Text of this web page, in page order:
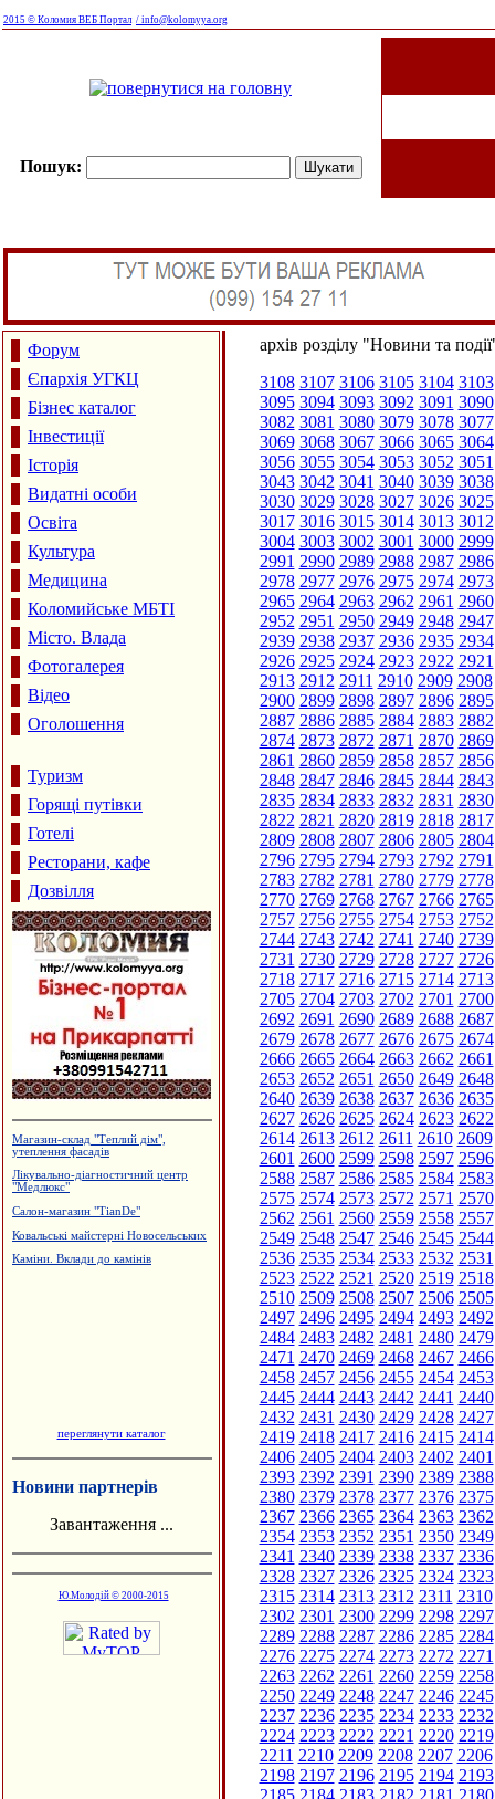
2015 © Коломия ВЕБ Портал / info@kolomyya.org
Пошук:
Форум
Єпархія УГКЦ
Бізнес каталог
Інвестиції
Історія
Видатні особи
Освіта
Культура
Медицина
Коломийське МБТІ
Місто. Влада
Фотогалерея
Відео
Оголошення
Туризм
Горящі путівки
Готелі
Ресторани, кафе
Дозвілля
Магазин-склад "Теплий дім",
утеплення фасадів
Лікувально-діагностичний центр
"Медлюкс"
Салон-магазин "TianDe"
Ковальські майстерні Новосельських
Каміни. Вклади до камінів
переглянути каталог
Новини партнерів
Завантаження ...
Ю.Молодій © 2000-2015
архів розділу "Новини та
3108 3107 3106 3105 3104 3103
3095 3094 3093 3092 3091 3090
3082 3081 3080 3079 3078 3077
3069 3068 3067 3066 3065 3064
3056 3055 3054 3053 3052 3051
3043 3042 3041 3040 3039 3038
3030 3029 3028 3027 3026 3025
3017 3016 3015 3014 3013 3012
3004 3003 3002 3001 3000 2999
2991 2990 2989 2988 2987 2986
2978 2977 2976 2975 2974 2973
2965 2964 2963 2962 2961 2960
2952 2951 2950 2949 2948 2947
2939 2938 2937 2936 2935 2934
2926 2925 2924 2923 2922 2921
2913 2912 2911 2910 2909 2908
2900 2899 2898 2897 2896 2895
2887 2886 2885 2884 2883 2882
2874 2873 2872 2871 2870 2869
2861 2860 2859 2858 2857 2856
2848 2847 2846 2845 2844 2843
2835 2834 2833 2832 2831 2830
2822 2821 2820 2819 2818 2817
2809 2808 2807 2806 2805 2804
2796 2795 2794 2793 2792 2791
2783 2782 2781 2780 2779 2778
2770 2769 2768 2767 2766 2765
2757 2756 2755 2754 2753 2752
2744 2743 2742 2741 2740 2739
2731 2730 2729 2728 2727 2726
2718 2717 2716 2715 2714 2713
2705 2704 2703 2702 2701 2700
2692 2691 2690 2689 2688 2687
2679 2678 2677 2676 2675 2674
2666 2665 2664 2663 2662 2661
2653 2652 2651 2650 2649 2648
2640 2639 2638 2637 2636 2635
2627 2626 2625 2624 2623 2622
2614 2613 2612 2611 2610 2609
2601 2600 2599 2598 2597 2596
2588 2587 2586 2585 2584 2583
2575 2574 2573 2572 2571 2570
2562 2561 2560 2559 2558 2557
2549 2548 2547 2546 2545 2544
2536 2535 2534 2533 2532 2531
2523 2522 2521 2520 2519 2518
2510 2509 2508 2507 2506 2505
2497 2496 2495 2494 2493 2492
2484 2483 2482 2481 2480 2479
2471 2470 2469 2468 2467 2466
2458 2457 2456 2455 2454 2453
2445 2444 2443 2442 2441 2440
2432 2431 2430 2429 2428 2427
2419 2418 2417 2416 2415 2414
2406 2405 2404 2403 2402 2401
2393 2392 2391 2390 2389 2388
2380 2379 2378 2377 2376 2375
2367 2366 2365 2364 2363 2362
2354 2353 2352 2351 2350 2349
2341 2340 2339 2338 2337 2336
2328 2327 2326 2325 2324 2323
2315 2314 2313 2312 2311 2310
2302 2301 2300 2299 2298 2297
2289 2288 2287 2286 2285 2284
2276 2275 2274 2273 2272 2271
2263 2262 2261 2260 2259 2258
2250 2249 2248 2247 2246 2245
2237 2236 2235 2234 2233 2232
2224 2223 2222 2221 2220 2219
2211 2210 2209 2208 2207 2206
2198 2197 2196 2195 2194 2193
2185 2184 2183 2182 2181 2180